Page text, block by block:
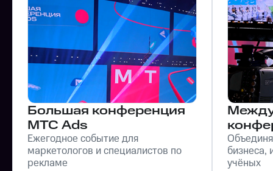
Большая конференция
МТС Ads
Ежегодное событие для
маркетологов и специалистов по
рекламе
Трансляция
Синхронный перевод
Рестриминг на внешние площадки
Аналитика глубины просмотров
бизнеса,
учёных
и